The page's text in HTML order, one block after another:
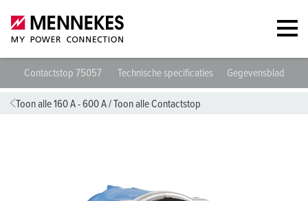
Contactstop 75057 Technische specificaties Gegevensbladen &
Toon alle 160 A - 600 A/Toon alle Contactstop